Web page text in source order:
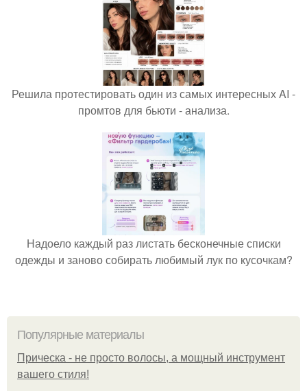
Решила протестировать один из самых интересных AI -
промтов для бьюти - анализа.
Надоело каждый раз листать бесконечные списки
одежды и заново собирать любимый лук по кусочкам?
Популярные материалы
Прическа - не просто волосы, а мощный инструмент
вашего стиля!